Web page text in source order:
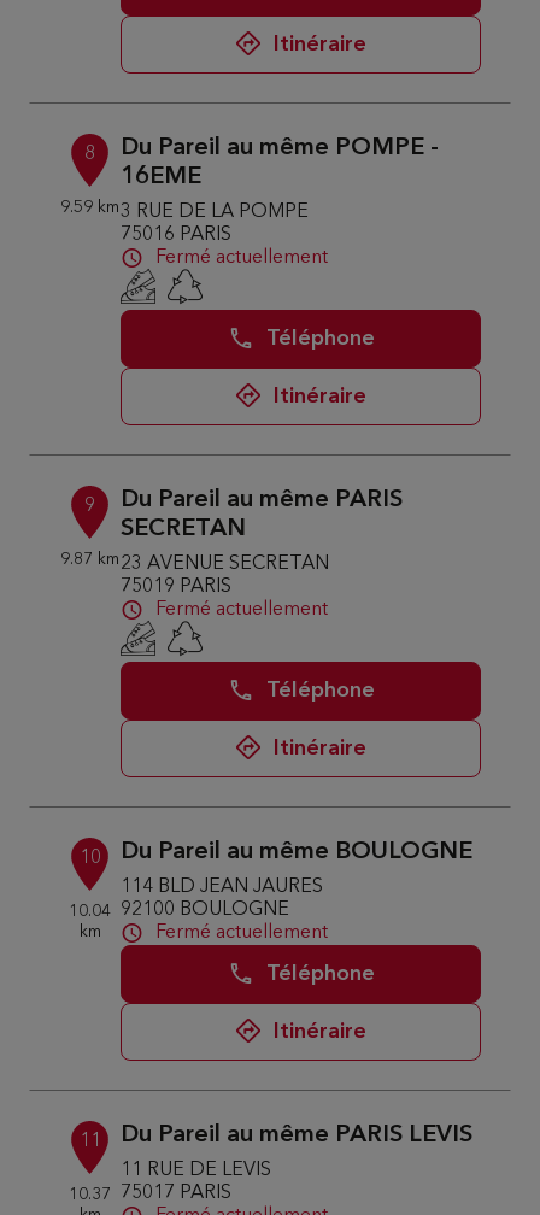
Itinéraire
8
9.59 km
Du Pareil au même POMPE -
16EME
3 RUE DE LA POMPE
75016 PARIS
Fermé actuellement
Téléphone
Itinéraire
9
9.87 km
Du Pareil au même PARIS
SECRETAN
23 AVENUE SECRETAN
75019 PARIS
Fermé actuellement
Téléphone
Itinéraire
10
10.04
km
Du Pareil au même BOULOGNE
114 BLD JEAN JAURES
92100 BOULOGNE
Fermé actuellement
Téléphone
Itinéraire
11
10.37
Du Pareil au même PARIS LEVIS
11 RUE DE LEVIS
75017 PARIS